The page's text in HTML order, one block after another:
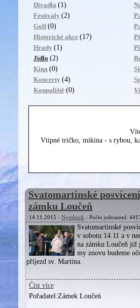
Divadla (1)
Festivaly (2)
Golf (0)
Historické akce (17)
Hrady (1)
Jídlo (2)
Kina (0)
Koncerty (4)
Koupaliště (0)
Vtipné tričko, mikina - s rybou,
Svatomartinské
zámku Loučeň
14.11.2015 - Nymburk - Počet zobrazení:
Svatomartinské
v sobotu 14.11 a v
na zámku Loučeň již
my znovu budeme
příjezd sv. Martina.
Číst více
Pořadatel:Zámek Loučeń